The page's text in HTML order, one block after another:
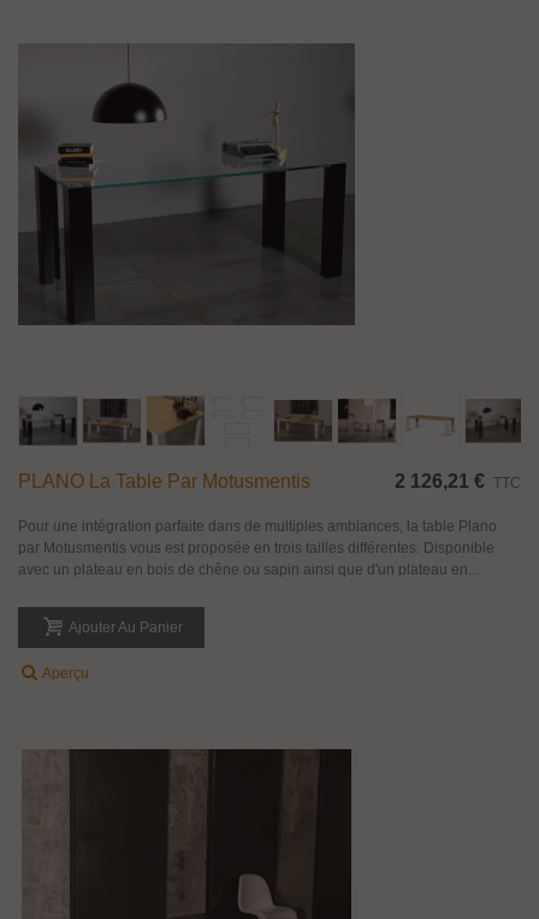
PLANO La Table Par Motusmentis 2 126,21 € TTC
Pour une intégration parfaite dans de multiples ambiances, la table Plano
par Motusmentis vous est proposée en trois tailles différentes. Disponible
avec un plateau en bois de chêne ou sapin ainsi que d'un plateau en...
Ajouter Au Panier
Aperçu